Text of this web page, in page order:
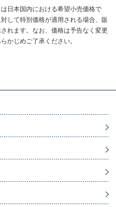
日本国内における希望小売価格で
して特別価格が適用される場合、販
れます。なお、価格は予告なく変更
かじめご了承ください。